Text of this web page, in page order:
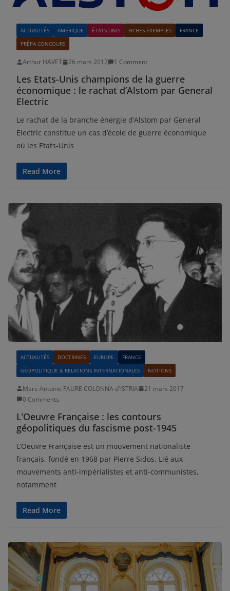
ACTUALITÉS AMÉRIQUE ÉTATS-UNIS FICHES-EXEMPLES
FRANCE
PRÉPA CONCOURS
Arthur HAVET 26 mars 2017 1 Comment
Les Etats-Unis champions de la guerre
économique : le rachat d’Alstom par General
Electric
Le rachat de la branche énergie d’Alstom par General
Electric constitue un cas d’école de guerre économique
où les Etats-Unis
Read More
ACTUALITÉS DOCTRINES EUROPE
FRANCE
GÉOPOLITIQUE & RELATIONS INTERNATIONALES
NOTIONS
Marc-Antoine FAURE COLONNA d'ISTRIA
21 mars 2017
0 Comments
L’Oeuvre Française : les contours
géopolitiques du fascisme post-1945
L’Oeuvre Française est un mouvement nationaliste
français, fondé en 1968 par Pierre Sidos. Lié aux
mouvements anti-impérialistes et anti-communistes,
notamment
Read More